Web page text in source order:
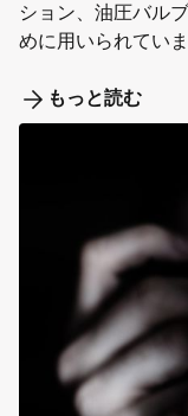
ション、油圧バル
めに用いられていま
もっと読む